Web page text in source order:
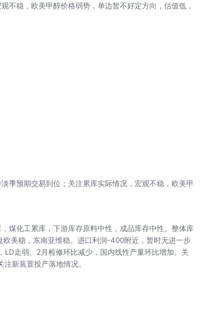
不稳，欧美甲醇价格弱势，单边暂不好定方向，估值低，
季预期交易到位；关注累库实际情况，宏观不稳，欧美甲
煤化工累库，下游库存原料中性，成品库存中性。整体库
美稳，东南亚维稳。进口利润-400附近，暂时无进一步
走弱。2月检修环比减少，国内线性产量环比增加。关
新装置投产落地情况。